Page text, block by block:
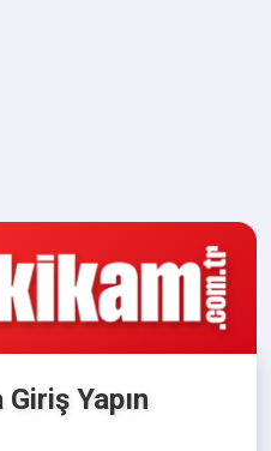
Giriş Yapın